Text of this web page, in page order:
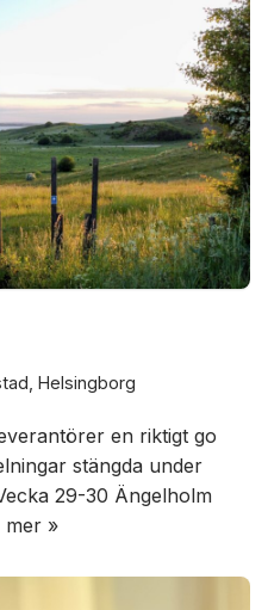
, Helsingborg
en riktigt go
stängda under
29-30 Ängelholm
mer »